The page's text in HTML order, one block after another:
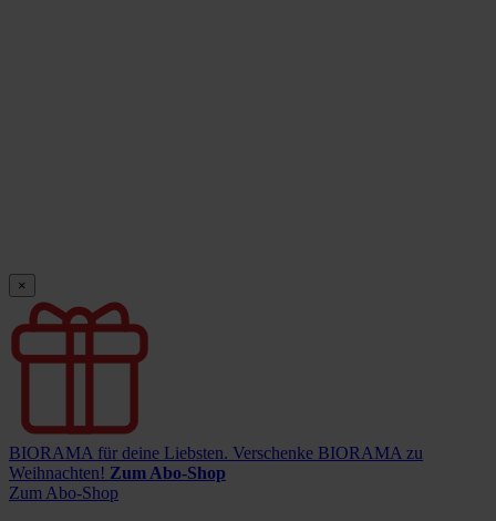
×
BIORAMA für deine Liebsten. Verschenke BIORAMA zu
Weihnachten! Zum Abo-Shop
Zum Abo-Shop